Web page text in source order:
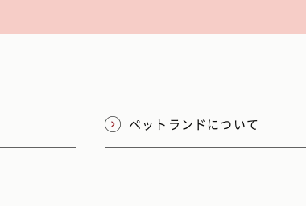
ペットランドについて